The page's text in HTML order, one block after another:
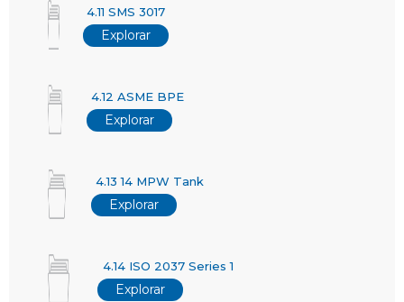
4.11 SMS 3017
Explorar
4.12 ASME BPE
Explorar
4.13 14 MPW Tank
Explorar
4.14 ISO 2037 Series 1
Explorar